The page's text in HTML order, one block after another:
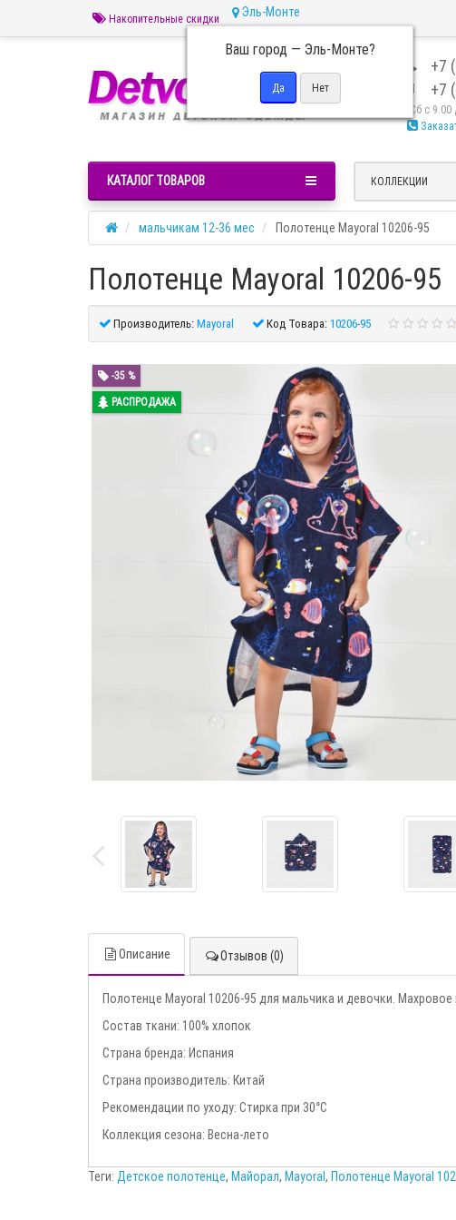
Накопительные скидки Эль-Монте
Ваш город — Эль-Монте?
+7
+7
Пн - Сб с
КОЛЛЕКЦИИ
КАТАЛОГ ТОВАРОВ
мальчикам 12-36 мес Полотенце Mayoral 10206-95
Полотенце Mayoral 10206-95
Производитель:Mayoral Код Товара:10206-95
-35 %
РАСПРОДАЖА
Описание Отзывов (0)
Полотенце Mayoral 10206-95 для мальчика и девочки.
Состав ткани: 100% хлопок
Страна бренда: Испания
Страна производитель: Китай
Рекомендации по уходу: Стирка при 30°С
Коллекция сезона: Весна-лето
Теги: Детское полотенце, Майорал, Mayoral, Полотенце Mayoral